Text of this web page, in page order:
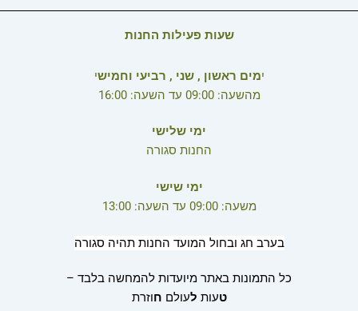
שעות פעילות החנות
ימים ראשון , שני , רביעי וחמישי
מהשעה: 09:00 עד השעה: 16:00
ימי שלישי
החנות סגורה
ימי שישי
משעה: 09:00 עד השעה: 13:00
בערב חג ובחול המועד החנות תהיה סגורה
כל התמונות באתר מיועדות להמחשה בלבד –
טעות לעולם חוזרת